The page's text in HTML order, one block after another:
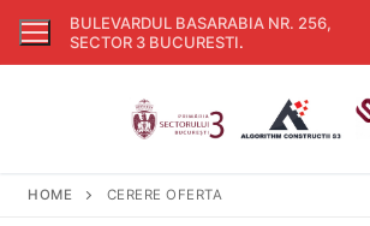
Skip
BULEVARDUL BASARABIA NR. 256,
SECTOR 3 BUCURESTI.
HOME CERERE OFERTA